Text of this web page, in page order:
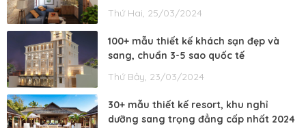
Thứ Hai, 25/03/2024
100+ mẫu thiết kế khách sạn đẹp và
sang, chuẩn 3-5 sao quốc tế
Thứ Bảy, 23/03/2024
30+ mẫu thiết kế resort, khu nghỉ
dưỡng sang trọng đẳng cấp nhất 2024